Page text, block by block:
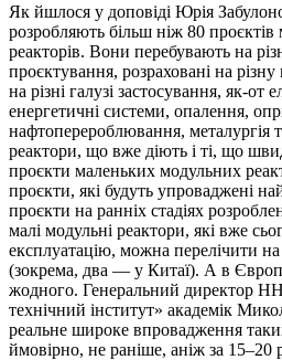
Як йшлося у доповіді Юрія
розробляють більш ніж 80
реакторів. Вони перебувають на
проєктування, розраховані на
на різні галузі застосування, як-от
енергетичні системи, опалення,
нафтоперероблювання, металургія
реактори, що вже діють і ті, що
проєкти маленьких модульних
проєкти, які будуть упроваджені
проєкти на ранніх стадіях
малі модульні реактори, які вже
експлуатацію, можна перелічити на
(зокрема, два — у Китаї). А в
жодного. Генеральний директор
технічний інститут» академік
реальне широке впровадження
ймовірно, не раніше, аніж за 15–20